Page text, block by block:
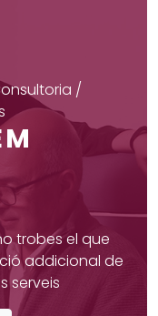
/
trobes el que
addicional de
serveis